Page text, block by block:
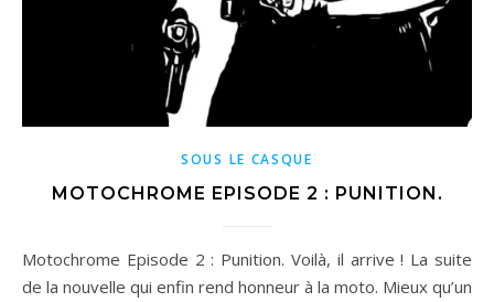
SOUS LE CASQUE
MOTOCHROME EPISODE 2 : PUNITION.
Motochrome Episode 2 : Punition. Voilà, il arrive ! La suite
de la nouvelle qui enfin rend honneur à la moto. Mieux qu’un